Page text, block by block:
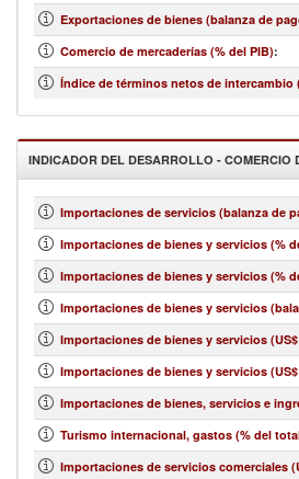
Exportaciones de bienes (balanza de
Comercio de mercaderías (% del PIB):
Índice de términos netos de intercambio
INDICADOR DEL DESARROLLO - COMERCIO
Importaciones de servicios (balanza de
Importaciones de bienes y servicios (%
Importaciones de bienes y servicios (%
Importaciones de bienes y servicios
Importaciones de bienes y servicios
Importaciones de bienes y servicios
Importaciones de bienes, servicios e
Turismo internacional, gastos (% del
Importaciones de servicios comerciales